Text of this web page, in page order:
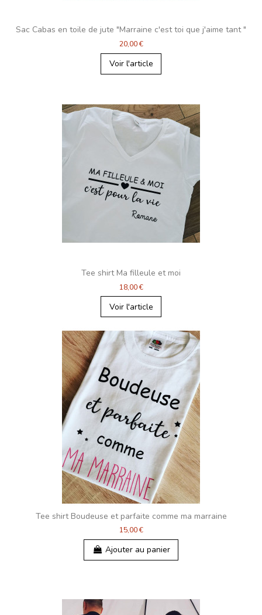
Sac Cabas en toile de jute "Marraine c'est toi que j'aime tant "
20,00 €
Voir l'article
Tee shirt Ma filleule et moi
18,00 €
Voir l'article
Tee shirt Boudeuse et parfaite comme ma marraine
15,00 €
Ajouter au panier